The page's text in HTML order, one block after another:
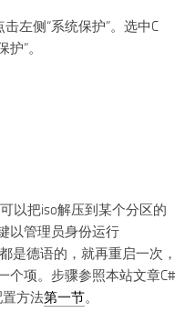
左侧“系统保护”。选中C
”。
以把iso解压到某个分区的
以管理员身份运行
是德语的，就再重启一次，
个项。步骤参照本站文章C#
置方法第一节。